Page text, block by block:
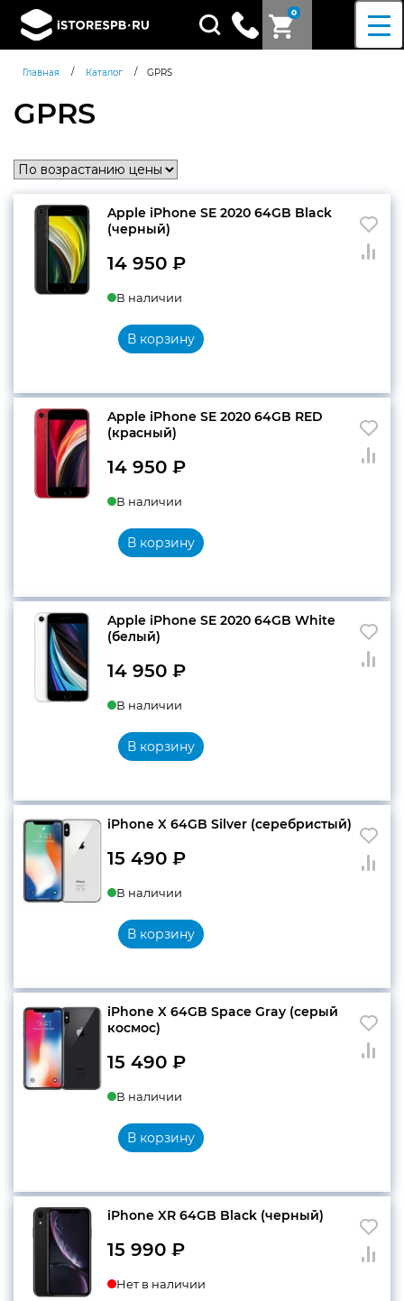
0
Поиск
товаров
Главная / Каталог / GPRS
GPRS
Apple iPhone SE 2020 64GB Black
(черный)
14 950 ₽
В наличии
В корзину
Apple iPhone SE 2020 64GB RED
(красный)
14 950 ₽
В наличии
В корзину
Apple iPhone SE 2020 64GB White
(белый)
14 950 ₽
В наличии
В корзину
iPhone X 64GB Silver (серебристый)
15 490 ₽
В наличии
В корзину
iPhone X 64GB Space Gray (серый
космос)
15 490 ₽
В наличии
В корзину
iPhone XR 64GB Black (черный)
15 990 ₽
Нет в наличии
Согласен cполитикой
+7 812 318-40-14